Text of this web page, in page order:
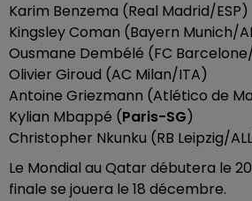
Karim Benzema (Real Madrid/ESP)
Kingsley Coman (Bayern Munich/
Ousmane Dembélé (FC
Olivier Giroud (AC Milan/ITA)
Antoine Griezmann (Atlético de
Kylian Mbappé (Paris-SG)
Christopher Nkunku (RB Leipzig/
Le Mondial au Qatar débutera le
finale se jouera le 18 décembre.